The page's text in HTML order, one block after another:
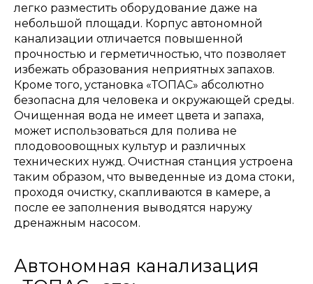
легко разместить оборудование даже на
небольшой площади. Корпус автономной
канализации отличается повышенной
прочностью и герметичностью, что позволяет
избежать образования неприятных запахов.
Кроме того, установка «ТОПАС» абсолютно
безопасна для человека и окружающей среды.
Очищенная вода не имеет цвета и запаха,
может использоваться для полива не
плодовоовощных культур и различных
технических нужд. Очистная станция устроена
таким образом, что выведенные из дома стоки,
проходя очистку, скапливаются в камере, а
после ее заполнения выводятся наружу
дренажным насосом.
Автономная канализация